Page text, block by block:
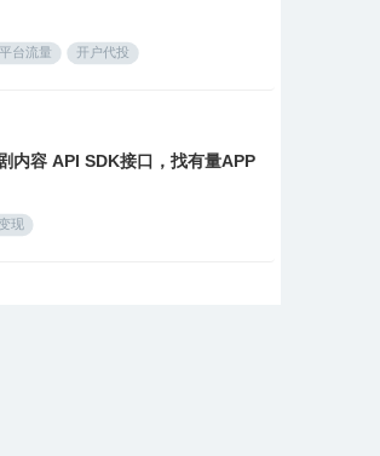
平台流量 开户代投
内容 API SDK接口，找有量APP
现